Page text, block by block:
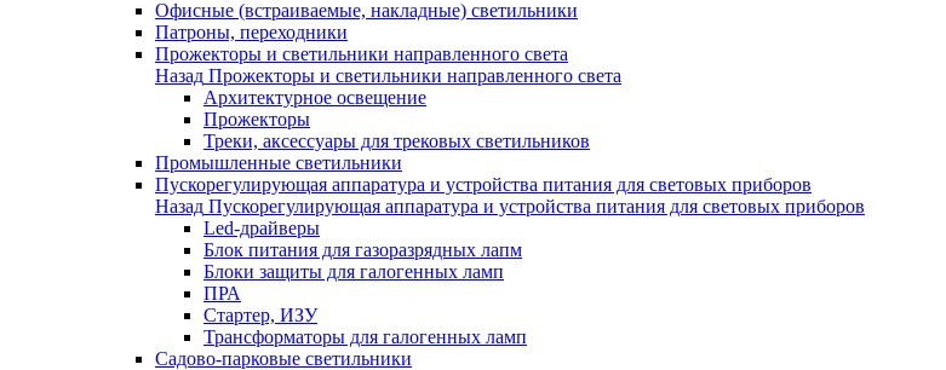
Офисные (встраиваемые, накладные) светильники
Патроны, переходники
Прожекторы и светильники направленного света
Назад Прожекторы и светильники направленного света
Архитектурное освещение
Прожекторы
Треки, аксессуары для трековых светильников
Промышленные светильники
Пускорегулирующая аппаратура и устройства питания для световых приборов
Назад Пускорегулирующая аппаратура и устройства питания для световых приборов
Led-драйверы
Блок питания для газоразрядных лапм
Блоки защиты для галогенных ламп
ПРА
Стартер, ИЗУ
Трансформаторы для галогенных ламп
Садово-парковые светильники